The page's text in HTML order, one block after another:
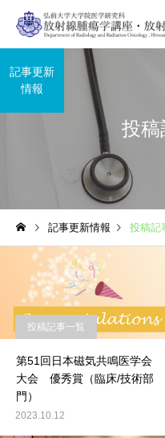
投稿
記事更新
情報
記事更新情報 投稿記
投稿記事一覧
第51回日本磁気共鳴医学会
大会 優秀賞（臨床/技術部
門）
2023.10.12